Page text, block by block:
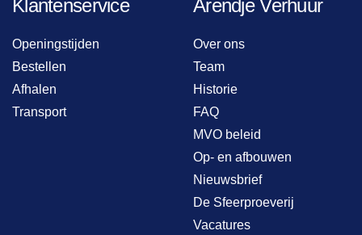
Klantenservice
Openingstijden
Bestellen
Afhalen
Transport
Arendje Verhuur
Over ons
Team
Historie
FAQ
MVO beleid
Op- en afbouwen
Nieuwsbrief
De Sfeerproeverij
Vacatures